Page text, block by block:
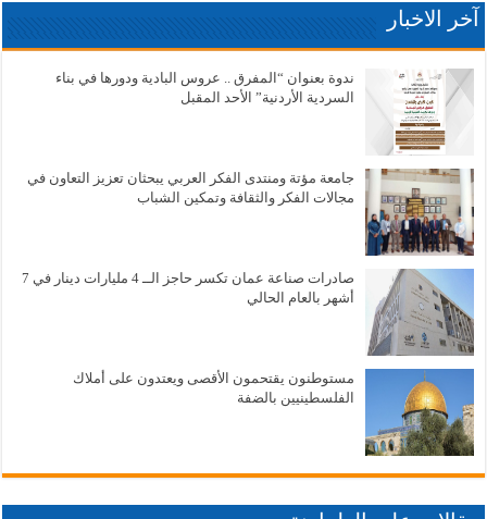
آخر الاخبار
ندوة بعنوان “المفرق .. عروس البادية ودورها في بناء
السردية الأردنية” الأحد المقبل
جامعة مؤتة ومنتدى الفكر العربي يبحثان تعزيز التعاون في
مجالات الفكر والثقافة وتمكين الشباب
صادرات صناعة عمان تكسر حاجز الــ 4 مليارات دينار في 7
أشهر بالعام الحالي
مستوطنون يقتحمون الأقصى ويعتدون على أملاك
الفلسطينيين بالضفة